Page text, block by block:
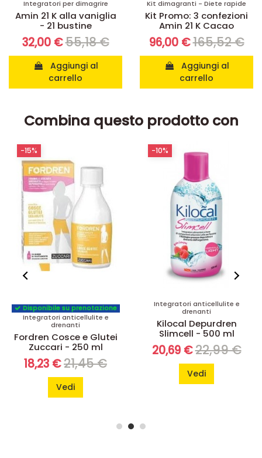
Integratori per dimagrire
Amin 21 K alla vaniglia
- 21 bustine
32,00 €55,18 €
carrello
Kit dimagranti - Diete rapide
Kit Promo: 3 confezioni
Amin 21 K Cacao
96,00 €165,52 €
carrello
Combina questo prodotto con
Integratori anticellulite e
drenanti
Kilocal Depurdren
Slimcell - 500 ml
20,69 € 22,99 €
-10%
Integratori anticellulite e
drenanti
Diurerbe Forte liquido
Esi - 500 ml
19,27 € 24,09 €
carrello
-20%